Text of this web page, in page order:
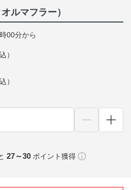
ルマフラー）
00分から
）
）
27～30 ポイント獲得